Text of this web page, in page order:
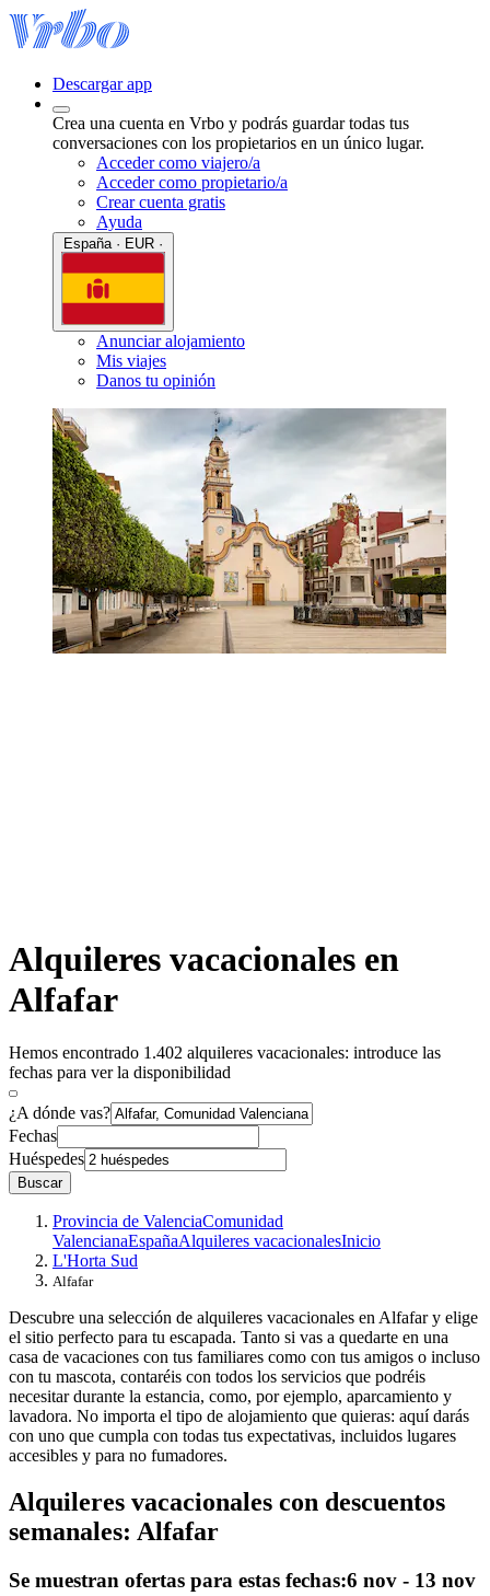
Descargar app
Crea una cuenta en Vrbo y podrás guardar todas tus
conversaciones con los propietarios en un único lugar.
Acceder como viajero/a
Acceder como propietario/a
Crear cuenta gratis
Ayuda
Anunciar alojamiento
Mis viajes
Danos tu opinión
Alquileres vacacionales en
Alfafar
Hemos encontrado 1.402 alquileres vacacionales: introduce las
fechas para ver la disponibilidad
¿A dónde vas?
Fechas
Huéspedes
Buscar
Provincia de ValenciaComunidad
ValencianaEspañaAlquileres vacacionalesInicio
L'Horta Sud
Alfafar
Descubre una selección de alquileres vacacionales en Alfafar y elige
el sitio perfecto para tu escapada. Tanto si vas a quedarte en una
casa de vacaciones con tus familiares como con tus amigos o incluso
con tu mascota, contaréis con todos los servicios que podréis
necesitar durante la estancia, como, por ejemplo, aparcamiento y
lavadora. No importa el tipo de alojamiento que quieras: aquí darás
con uno que cumpla con todas tus expectativas, incluidos lugares
accesibles y para no fumadores.
Alquileres vacacionales con descuentos
semanales: Alfafar
Se muestran ofertas para estas fechas:6 nov - 13 nov